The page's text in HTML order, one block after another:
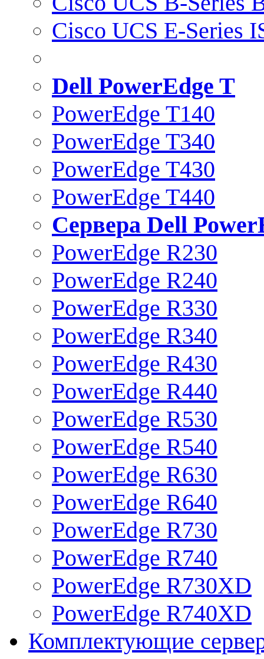
Cisco UCS E-Series
Dell PowerEdge T
PowerEdge T140
PowerEdge T340
PowerEdge T430
PowerEdge T440
Сервера Dell
PowerEdge R230
PowerEdge R240
PowerEdge R330
PowerEdge R340
PowerEdge R430
PowerEdge R440
PowerEdge R530
PowerEdge R540
PowerEdge R630
PowerEdge R640
PowerEdge R730
PowerEdge R740
PowerEdge R730XD
PowerEdge R740XD
Комплектующие